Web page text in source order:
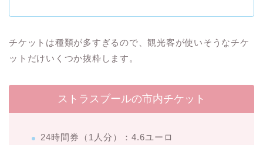
チケットは種類が多すぎるので、観光客が使いそうなチケ
ットだけいくつか抜粋します。
ストラスブールの市内チケット
24時間券（1人分）：4.6ユーロ